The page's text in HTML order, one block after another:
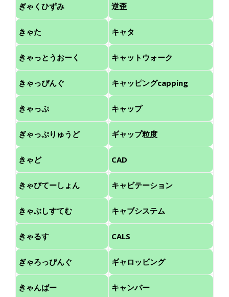
ぎゃくひずみ 逆歪
きゃた キャタ
きゃっとうおーく キャットウォーク
きゃっぴんぐ キャッピングcapping
きゃっぷ キャップ
ぎゃっぷりゅうど ギャップ粒度
きゃど CAD
きゃびてーしょん キャビテーション
きゃぶしすてむ キャブシステム
きゃるす CALS
ぎゃろっぴんぐ ギャロッピング
きゃんばー キャンバー